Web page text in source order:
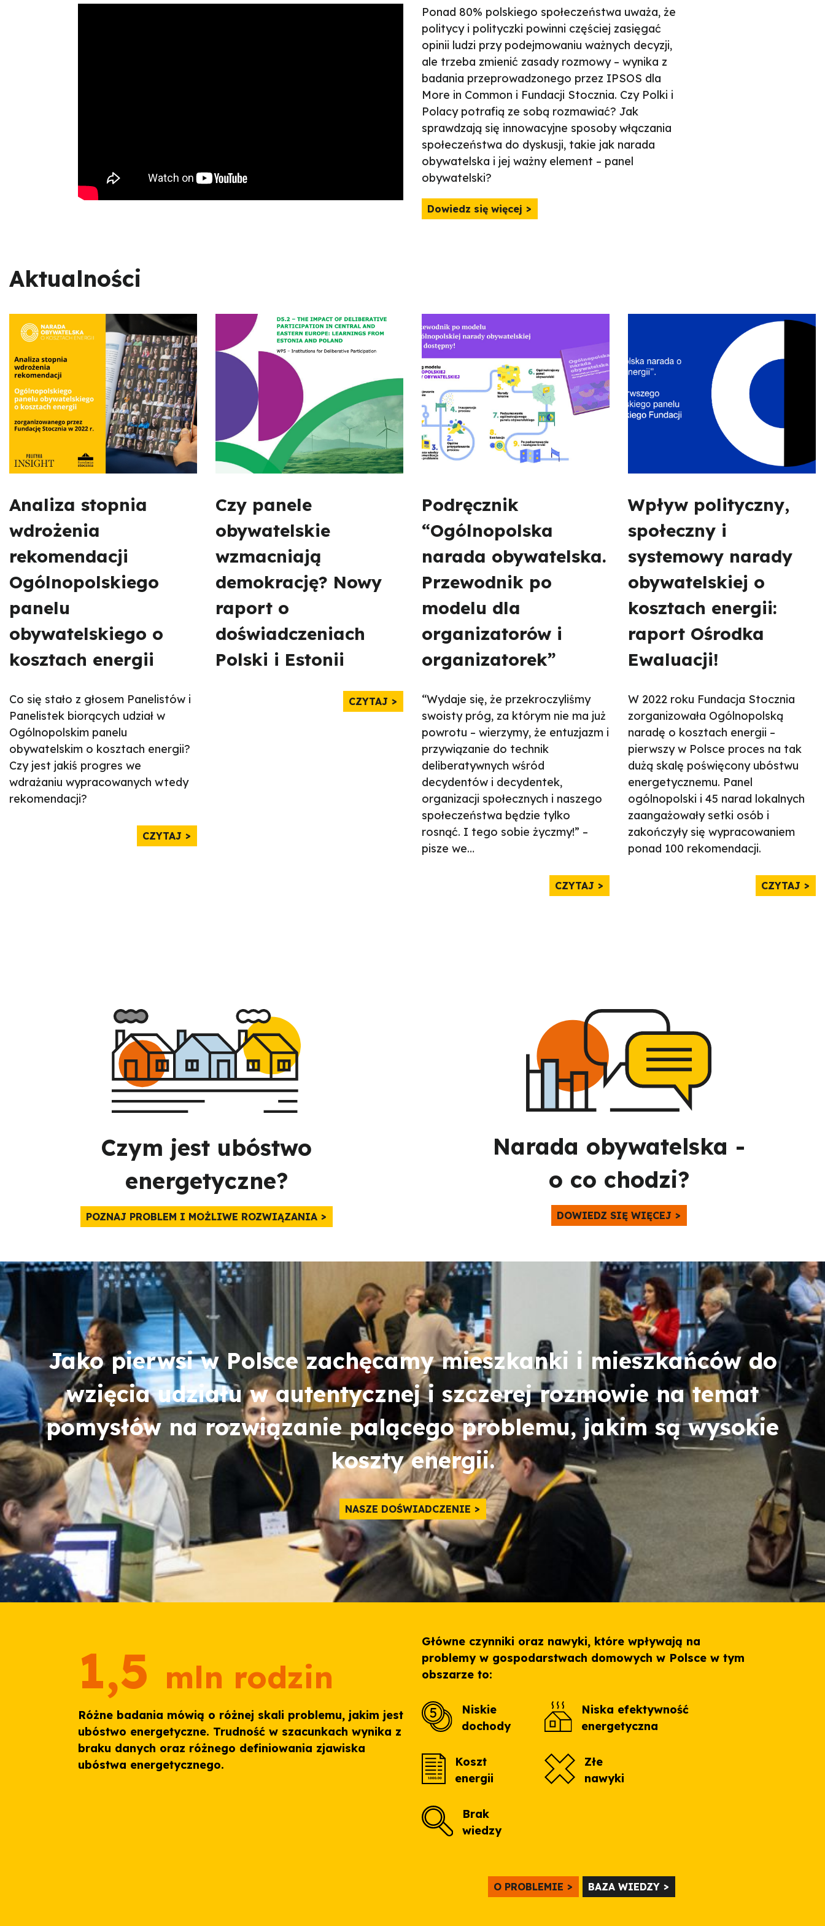
Ponad 80% polskiego społeczeństwa uważa, że
politycy i polityczki powinni częściej zasięgać
opinii ludzi przy podejmowaniu ważnych decyzji,
ale trzeba zmienić zasady rozmowy – wynika z
badania przeprowadzonego przez IPSOS dla
More in Common i Fundacji Stocznia. Czy Polki i
Polacy potrafią ze sobą rozmawiać? Jak
sprawdzają się innowacyjne sposoby włączania
społeczeństwa do dyskusji, takie jak narada
obywatelska i jej ważny element – panel
obywatelski?
Dowiedz się więcej
Aktualności
Analiza stopnia
wdrożenia
rekomendacji
Ogólnopolskiego
panelu
obywatelskiego o
kosztach energii
Co się stało z głosem Panelistów i
Panelistek biorących udział w
Ogólnopolskim panelu
obywatelskim o kosztach energii?
Czy jest jakiś progres we
wdrażaniu wypracowanych wtedy
rekomendacji?
CZYTAJ
Czy panele
obywatelskie
wzmacniają
demokrację? Nowy
raport o
doświadczeniach
Polski i Estonii
CZYTAJ
Podręcznik
“Ogólnopolska
narada obywatelska.
Przewodnik po
modelu dla
organizatorów i
organizatorek”
“Wydaje się, że przekroczyliśmy
swoisty próg, za którym nie ma już
powrotu – wierzymy, że entuzjazm i
przywiązanie do technik
deliberatywnych wśród
decydentów i decydentek,
organizacji społecznych i naszego
społeczeństwa będzie tylko
rosnąć. I tego sobie życzmy!” –
pisze we…
CZYTAJ
Wpływ polityczny,
społeczny i
systemowy narady
obywatelskiej o
kosztach energii:
raport Ośrodka
Ewaluacji!
W 2022 roku Fundacja Stocznia
zorganizowała Ogólnopolską
naradę o kosztach energii –
pierwszy w Polsce proces na tak
dużą skalę poświęcony ubóstwu
energetycznemu. Panel
ogólnopolski i 45 narad lokalnych
zaangażowały setki osób i
zakończyły się wypracowaniem
ponad 100 rekomendacji.
CZYTAJ
Czym jest ubóstwo
energetyczne?
POZNAJ PROBLEM I MOŻLIWE ROZWIĄZANIA
Narada obywatelska -
o co chodzi?
DOWIEDZ SIĘ WIĘCEJ
Jako pierwsi w Polsce zachęcamy mieszkanki i mieszkańców do
wzięcia udziału w autentycznej i szczerej rozmowie na temat
pomysłów na rozwiązanie palącego problemu, jakim są wysokie
koszty energii.
NASZE DOŚWIADCZENIE
1,5 mln rodzin
Różne badania mówią o różnej skali problemu, jakim jest
ubóstwo energetyczne. Trudność w szacunkach wynika z
braku danych oraz różnego definiowania zjawiska
ubóstwa energetycznego.
Główne czynniki oraz nawyki, które wpływają na
problemy w gospodarstwach domowych w Polsce w tym
obszarze to:
Niskie
dochody
Niska efektywność
energetyczna
Koszt
energii
Złe
nawyki
Brak
wiedzy
O PROBLEMIE BAZA WIEDZY